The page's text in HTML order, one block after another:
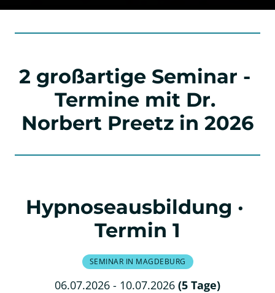
2 großartige Seminar -
Termine mit Dr.
Norbert Preetz in 2026
Hypnoseausbildung ·
Termin 1
SEMINAR IN MAGDEBURG
06.07.2026 - 10.07.2026 (5 Tage)